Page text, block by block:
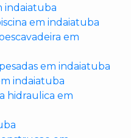
indaiatuba
em indaiatuba
em
em indaiatuba
indaiatuba
hidraulica em